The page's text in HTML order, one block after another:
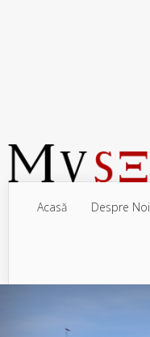
Acasă Despre Noi